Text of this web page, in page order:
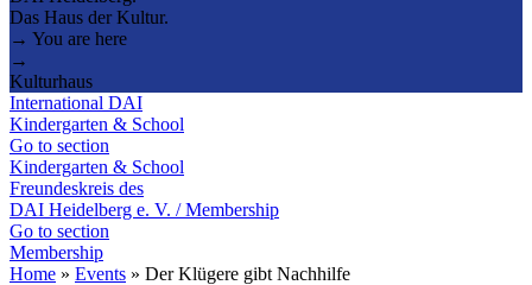
Das Haus der Kultur.
→ You are here
→
Kulturhaus
International DAI
Kindergarten & School
Go to section
Kindergarten & School
Freundeskreis des
DAI Heidelberg e. V. / Membership
Go to section
Membership
Home » Events » Der Klügere gibt Nachhilfe